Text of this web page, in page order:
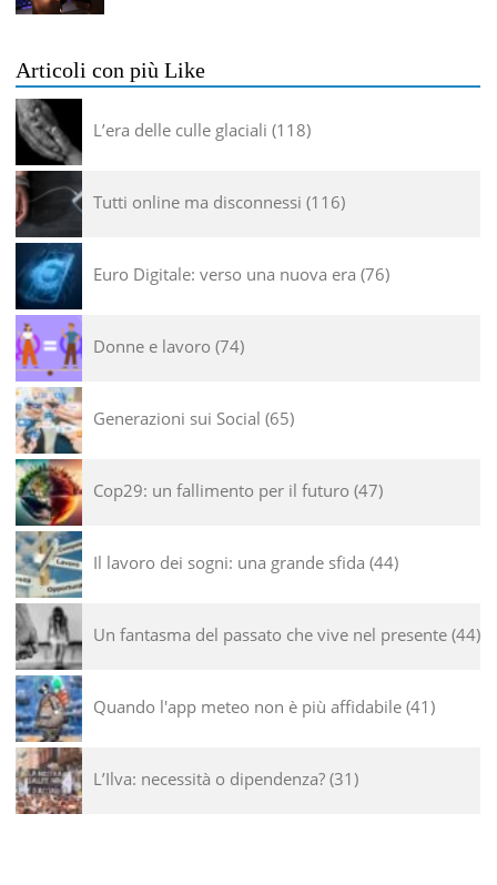
Articoli con più Like
L’era delle culle glaciali 118
Tutti online ma disconnessi 116
Euro Digitale: verso una nuova era 76
Donne e lavoro 74
Generazioni sui Social 65
Cop29: un fallimento per il futuro 47
Il lavoro dei sogni: una grande sfida 44
Un fantasma del passato che vive nel presente 44
Quando l'app meteo non è più affidabile 41
L’Ilva: necessità o dipendenza? 31